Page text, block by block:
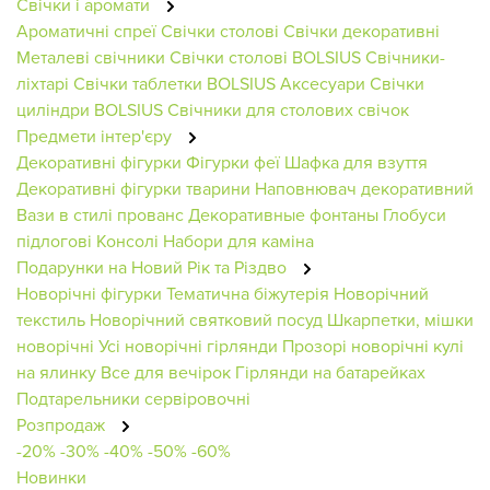
Ароматичні спреїСвічки столові Свічки декоративні
Металеві свічники Свічки столові BOLSIUSСвічники-
ліхтарі Свічки таблетки BOLSIUSАксесуари Свічки
циліндри BOLSIUSСвічники для столових свічок
Предмети інтер'єру
Декоративні фігурки Фігурки феї Шафка для взуття
Декоративні фігурки тварини Наповнювач декоративний
Вази в стилі провансДекоративные фонтаны Глобуси
підлогові Консолі Набори для каміна
Подарунки на Новий Рік та Різдво
Новорічні фігурки Тематична біжутерія Новорічний
текстиль Новорічний святковий посуд Шкарпетки, мішки
новорічні Усі новорічні гірлянди Прозорі новорічні кулі
на ялинку Все для вечірок Гірлянди на батарейках
Подтарельники сервіровочні
Розпродаж
-20%-30%-40%-50%-60%
Новинки